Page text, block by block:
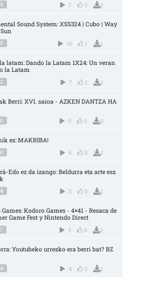
INGURU GUZTIAK HIRU EGUNEN
7 0 1
Sound System: XSS324 | Cubo | Way
10 1 1
latam: Dando la Latam 1X24: Un veran
la Latam
7 1 1
Berri: XVI. saioa - AZKEN DANTZA HA
9 0 0
ez: MAKRIBA!
6 0 1
Edo ez da izango: Beldurra eta arte esz
3 0 1
Kodoro Games - 4×41 - Resaca de
Game Fest y Nintendo Direct
3 0 1
Youtubeko urrezko era berri bat? BZ
4 0 1